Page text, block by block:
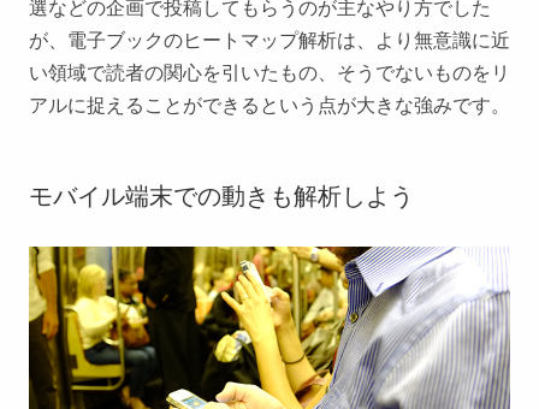
選などの企画で投稿してもらうのが主なやり方でした
が、電子ブックのヒートマップ解析は、より無意識に近
い領域で読者の関心を引いたもの、そうでないものをリ
アルに捉えることができるという点が大きな強みです。
モバイル端末での動きも解析しよう